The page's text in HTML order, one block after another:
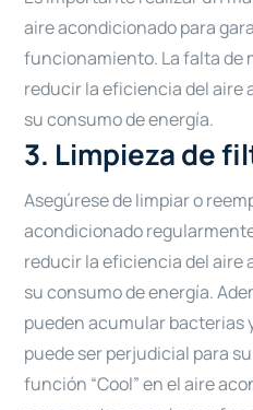
aire acondicionado para
funcionamiento. La falta de
reducir la eficiencia del aire
su consumo de energía.
3. Limpieza de
Asegúrese de limpiar o
acondicionado
reducir la eficiencia del aire
su consumo de energía.
pueden acumular bacterias
puede ser perjudicial para
función “Cool” en el aire